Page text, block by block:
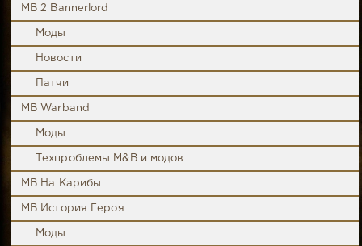
MB 2 Bannerlord
Моды
Новости
Патчи
MB Warband
Моды
Техпроблемы M&B и модов
MB На Карибы
MB История Героя
Моды